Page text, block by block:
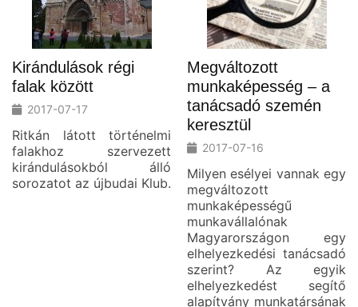
Kirándulások régi
falak között
2017-07-17
Ritkán látott történelmi
falakhoz szervezett
kirándulásokból álló
sorozatot az újbudai Klub.
Megváltozott
munkaképesség – a
tanácsadó szemén
keresztül
2017-07-16
Milyen esélyei vannak egy
megváltozott
munkaképességű
munkavállalónak
Magyarországon egy
elhelyezkedési tanácsadó
szerint? Az egyik
elhelyezkedést segítő
alapítvány munkatársának